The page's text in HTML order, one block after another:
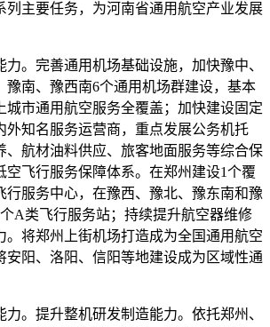
列主要任务，为河南省通用航空产业发展
力。完善通用机场基础设施，加快豫中、
豫南、豫西南6个通用机场群建设，基本
城市通用航空服务全覆盖；加快建设固定
外知名服务运营商，重点发展公务机托
、航材油料供应、旅客地面服务等综合保
空飞行服务保障体系。在郑州建设1个覆
行服务中心，在豫西、豫北、豫东南和豫
A类飞行服务站；持续提升航空器维修
。将郑州上街机场打造成为全国通用航空
安阳、洛阳、信阳等地建设成为区域性通
力。提升整机研发制造能力。依托郑州、